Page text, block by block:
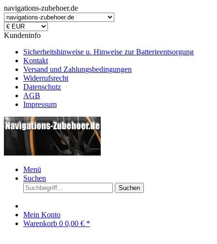
navigations-zubehoer.de
Kundeninfo
Sicherheitshinweise u. Hinweise zur Batterieentsorgung
Kontakt
Versand und Zahlungsbedingungen
Widerrufsrecht
Datenschutz
AGB
Impressum
Menü
Suchen
Suchen
Mein Konto
Warenkorb 0 0,00 € *